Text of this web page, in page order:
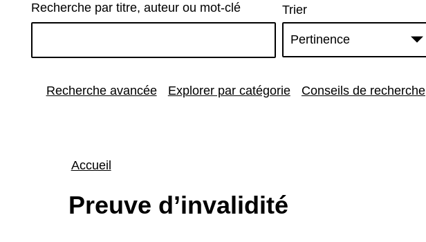
Recherche par titre, auteur ou mot-clé Trier
Recherche avancée Explorer par catégorie Conseils de recherche
Fil
Accueil
Preuve d’invalidité